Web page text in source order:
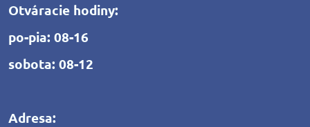
Otváracie hodiny:
po-pia: 08-16
sobota: 08-12
Adresa: